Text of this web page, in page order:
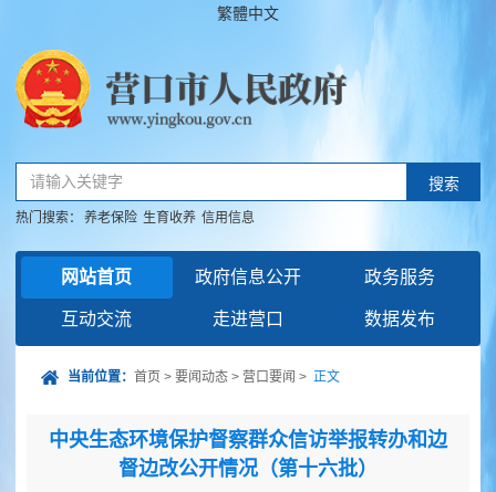
繁體中文
请输入关键字 搜索
热门搜索： 养老保险 生育收养 信用信息
网站首页 政府信息公开 政务服务
互动交流 走进营口 数据发布
当前位置： 首页 > 要闻动态 > 营口要闻 > 正文
中央生态环境保护督察群众信访举报转办和边
督边改公开情况（第十六批）